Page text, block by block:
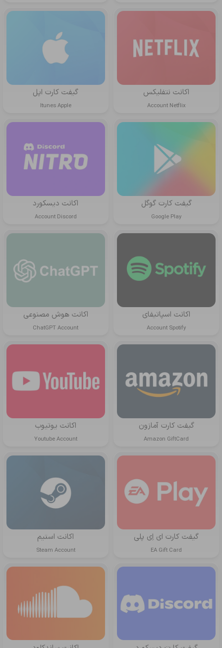
اکانت نتفلیکس
Account Netflix
گیفت کارت اپل
Itunes Apple
گیفت کارت گوگل
Google Play
اکانت دیسکورد
Account Discord
اکانت اسپاتیفای
Account Spotify
اکانت هوش مصنوعی
ChatGPT Account
گیفت کارت آمازون
Amazon GiftCard
اکانت یوتیوب
Youtube Account
گیفت کارت ای اِی پلی
EA Gift Card
اکانت استیم
Steam Account